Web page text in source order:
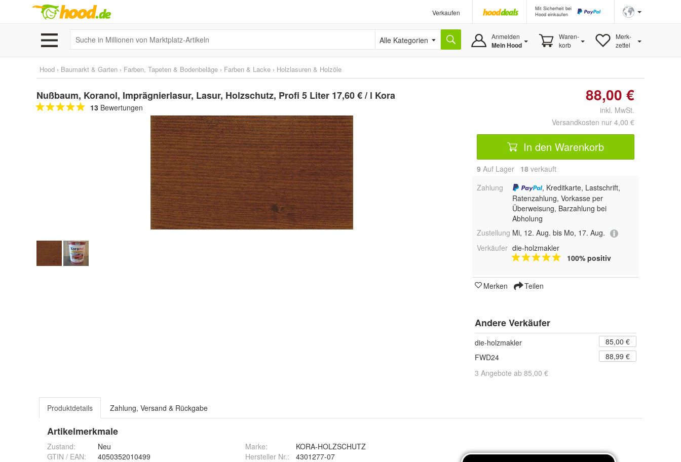
Verkaufen
Mit Sicherheit bei
Hood einkaufen
Alle Kategorien Anmelden
Mein Hood
Waren-
korb
Merk-
zettel
Hood › Baumarkt & Garten › Farben, Tapeten & Bodenbeläge › Farben & Lacke › Holzlasuren & Holzöle
Nußbaum, Koranol, Imprägnierlasur, Lasur, Holzschutz, Profi 5 Liter 17,60 € / l Kora
13 Bewertungen
88,00 €
inkl. MwSt.
Versandkosten nur 4,00 €
In den Warenkorb
9 Auf Lager 18 verkauft
Zahlung
, Kreditkarte, Lastschrift,
Ratenzahlung, Vorkasse per
Überweisung, Barzahlung bei
Abholung
Zustellung Mi, 12. Aug. bis Mo, 17. Aug.
Verkäufer die-holzmakler
100% positiv
Merken Teilen
Andere Verkäufer
die-holzmakler
85,00 €
FWD24
88,99 €
3 Angebote ab 85,00 €
Produktdetails Zahlung, Versand & Rückgabe
Artikelmerkmale
Zustand:
Neu
GTIN / EAN:
4050352010499
Marke:
KORA-HOLZSCHUTZ
Hersteller Nr.:
4301277-07